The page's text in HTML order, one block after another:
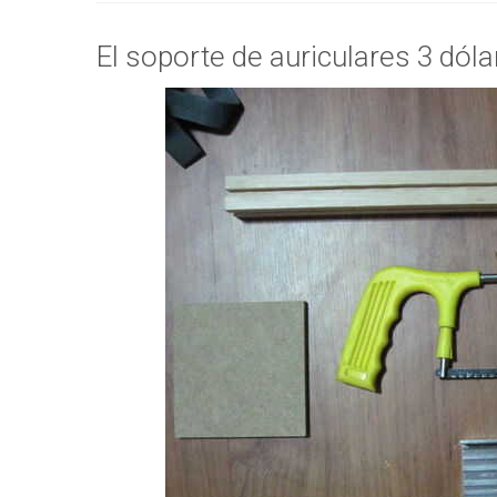
El soporte de auriculares 3